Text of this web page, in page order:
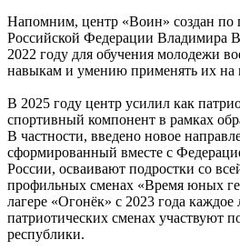
Напомним, центр «Воин» создан по
Российской Федерации Владимира
2022 году для обучения молодежи
навыкам и умению применять их на
В 2025 году центр усилил как
спортивный компонент в рамках
В частности, введено новое
сформированный вместе с
России, осваивают подростки со
профильных сменах «Время юных
лагере «Огонёк» с 2023 года каждое
патриотических сменах участвуют
республики.